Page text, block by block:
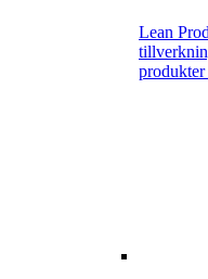
Lean